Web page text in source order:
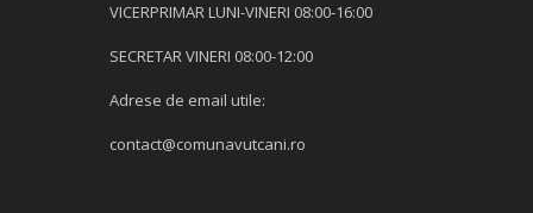
VICERPRIMAR LUNI-VINERI 08:00-16:00
SECRETAR VINERI 08:00-12:00
Adrese de email utile:
contact@comunavutcani.ro